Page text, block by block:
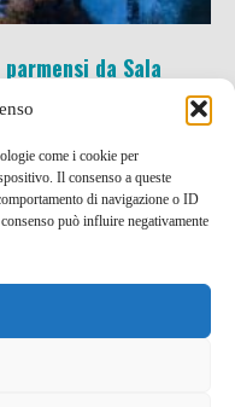
come i cookie per
Il consenso a queste
di navigazione o ID
può influire negativamente
da Sala
#Come2Italy
Emilia Romagna